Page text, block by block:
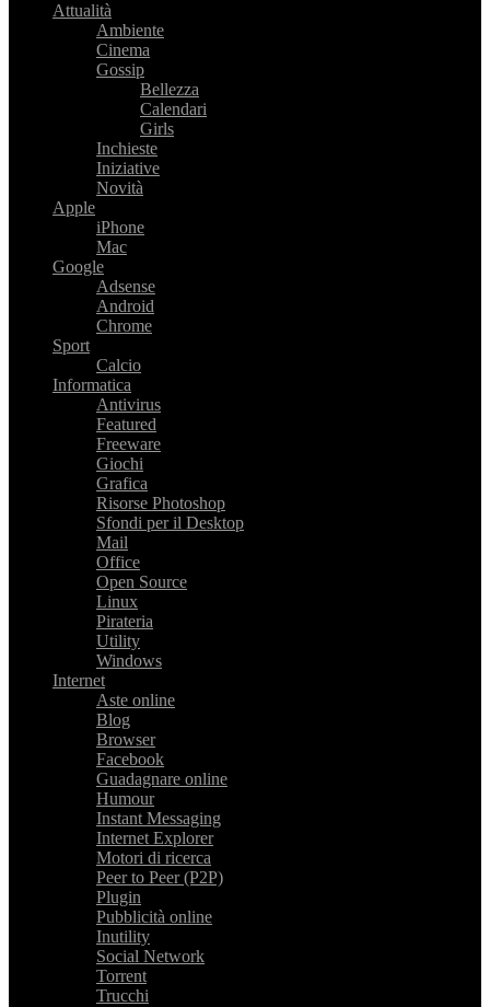
Attualità
Ambiente
Cinema
Gossip
Bellezza
Calendari
Girls
Inchieste
Iniziative
Novità
Apple
iPhone
Mac
Google
Adsense
Android
Chrome
Sport
Calcio
Informatica
Antivirus
Featured
Freeware
Giochi
Grafica
Risorse Photoshop
Sfondi per il Desktop
Mail
Office
Open Source
Linux
Pirateria
Utility
Windows
Internet
Aste online
Blog
Browser
Facebook
Guadagnare online
Humour
Instant Messaging
Internet Explorer
Motori di ricerca
Peer to Peer (P2P)
Plugin
Pubblicità online
Inutility
Social Network
Torrent
Trucchi